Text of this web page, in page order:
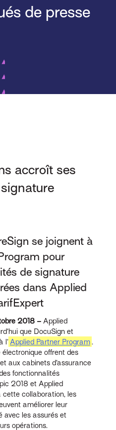
de presse
accroît ses
se joignent à
pour
de signature
dans Applied
2018 – Applied
que DocuSign et
l’ Applied Partner Program.
électronique offrent des
aux cabinets d’assurance
fonctionnalités
2018 et Applied
cette collaboration, les
améliorer leur
avec les assurés et
opérations.